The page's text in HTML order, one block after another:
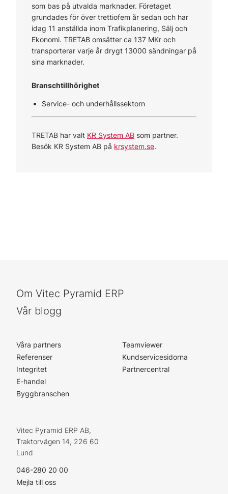
som bas på utvalda marknader. Företaget
grundades för över trettiofem år sedan och har
idag 11 anställda inom Trafikplanering, Sälj och
Ekonomi. TRETAB omsätter ca 137 MKr och
transporterar varje år drygt 13000 sändningar på
sina marknader.
Branschtillhörighet
Service- och underhållssektorn
TRETAB har valt KR System AB som partner.
Besök KR System AB på krsystem.se.
Om Vitec Pyramid ERP
Vår blogg
Våra partners
Referenser
Integritet
E-handel
Byggbranschen
Teamviewer
Kundservicesidorna
Partnercentral
Vitec Pyramid ERP AB,
Traktorvägen 14, 226 60
Lund
046-280 20 00
Mejla till oss